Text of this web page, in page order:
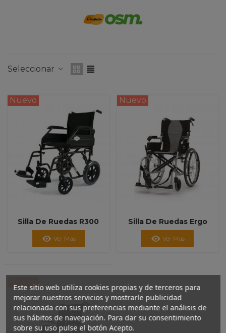
Seleccionar
Nuevo
Silla De Ruedas R300
Ver Más
Nuevo
Silla De Ruedas Ergo
LIte 2
Ver Más
Este sitio web utiliza cookies propias y de terceros para
mejorar nuestros servicios y mostrarle publicidad
relacionada con sus preferencias mediante el análisis de
sus hábitos de navegación. Para dar su consentimiento
sobre su uso pulse el botón Acepto.